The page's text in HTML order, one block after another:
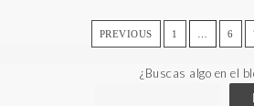
PREVIOUS 1 6
¿Buscas algo en el